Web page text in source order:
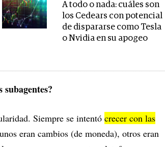
A todo o nada: cuáles son
los Cedears con potencial
de dispararse como Tesla
o Nvidia en su apogeo
Siempre se intentó crecer con las
eran cambios (de moneda), otros eran